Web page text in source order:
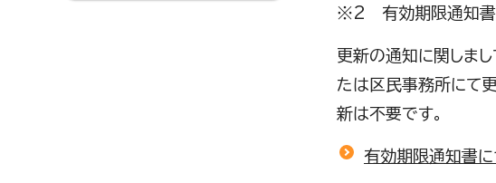
※2 有効期限通知書
更新の通知に関しま
たは区民事務所にて
新は不要です。
有効期限通知書